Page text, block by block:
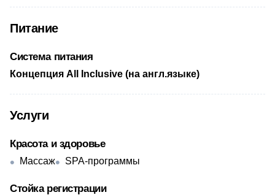
Питание
Система питания
​Концепция All Inclusive (на англ.языке)
Услуги
Красота и здоровье
Массаж SPA-программы
Стойка регистрации